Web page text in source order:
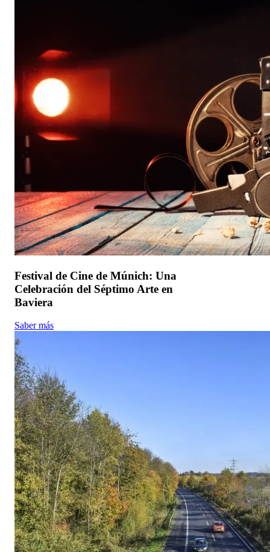
Festival de Cine de Múnich: Una
Celebración del Séptimo Arte en
Baviera
Saber más